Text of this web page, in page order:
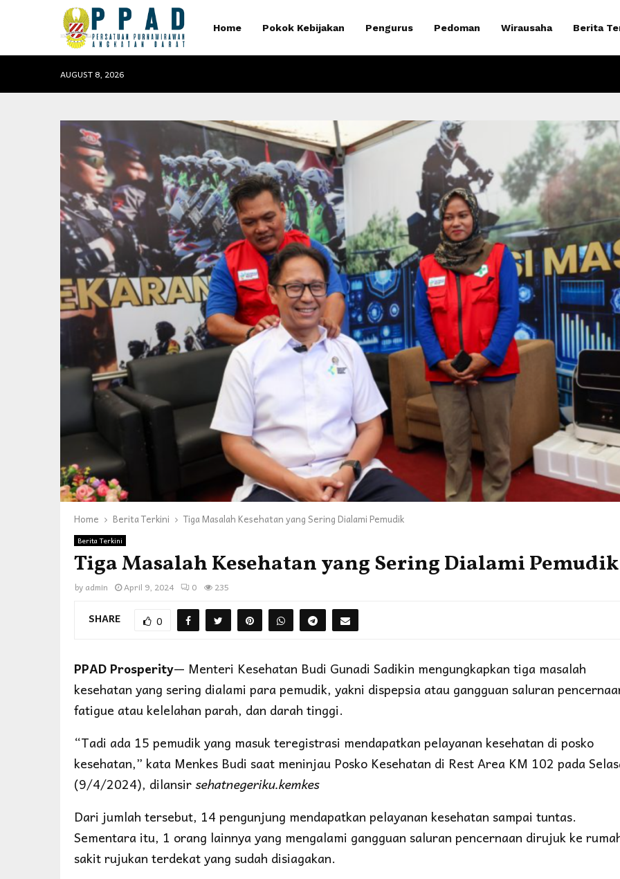
Home Pokok Kebijakan Pengurus Pedoman Wirausaha Berita
AUGUST 8, 2026
Home Berita Terkini Tiga Masalah Kesehatan yang Sering Dialami Pemudik
Berita Terkini
Tiga Masalah Kesehatan yang Sering Dialami Pemudik
by admin April 9, 2024 0 235
SHARE 0
PPAD Prosperity— Menteri Kesehatan Budi Gunadi Sadikin mengungkapkan tiga masalah
kesehatan yang sering dialami para pemudik, yakni dispepsia atau gangguan saluran
fatigue atau kelelahan parah, dan darah tinggi.
“Tadi ada 15 pemudik yang masuk teregistrasi mendapatkan pelayanan kesehatan di posko
kesehatan,” kata Menkes Budi saat meninjau Posko Kesehatan di Rest Area KM 102 pada
(9/4/2024), dilansirsehatnegeriku.kemkes
Dari jumlah tersebut, 14 pengunjung mendapatkan pelayanan kesehatan sampai tuntas.
Sementara itu, 1 orang lainnya yang mengalami gangguan saluran pencernaan dirujuk ke
sakit rujukan terdekat yang sudah disiagakan.